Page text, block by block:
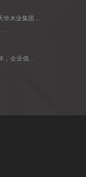
天华木业集团，全称天华木业集团（香港）有限公司，创立于1995年，是国内极少数专注木业超过20年的集科、工、贸为一体的大型家居建材企业之一。展志天华是天华木业集团持有的注册商标，中国家居建材行业知名品牌。
三峰家居始创于1998年，企业倡导自然的生活方式，致力于为客户提供自然自在、轻松时尚、高颜值的家居产品。旗下品牌包括三峰木门、三峰全屋定制，在全国800余城区已拥有900多家形象店。